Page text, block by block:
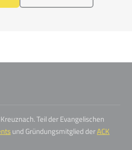
Teil der Evangelischen
und Gründungsmitglied derACK